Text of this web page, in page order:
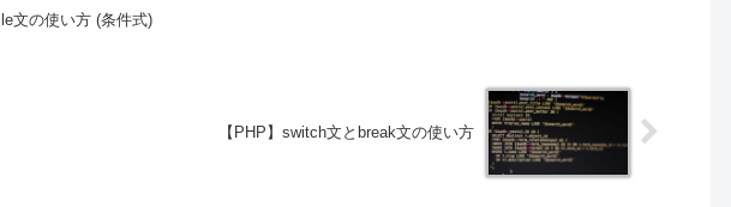
文の使い方 (条件式)
【PHP】switch文とbreak文の使い方